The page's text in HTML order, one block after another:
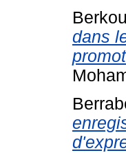
dans